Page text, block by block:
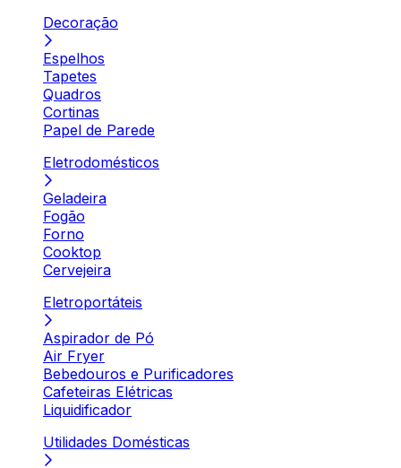
Decoração
Espelhos
Tapetes
Quadros
Cortinas
Papel de Parede
Eletrodomésticos
Geladeira
Fogão
Forno
Cooktop
Cervejeira
Eletroportáteis
Aspirador de Pó
Air Fryer
Bebedouros e Purificadores
Cafeteiras Elétricas
Liquidificador
Utilidades Domésticas